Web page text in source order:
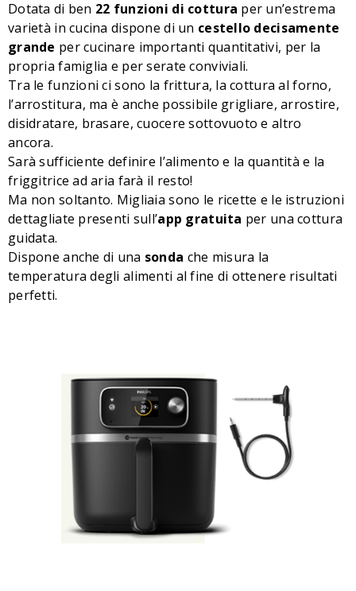
Dotata di ben 22 funzioni di cottura per un’estrema
varietà in cucina dispone di un cestello decisamente
grande per cucinare importanti quantitativi, per la
propria famiglia e per serate conviviali.
Tra le funzioni ci sono la frittura, la cottura al forno,
l’arrostitura, ma è anche possibile grigliare, arrostire,
disidratare, brasare, cuocere sottovuoto e altro
ancora.
Sarà sufficiente definire l’alimento e la quantità e la
friggitrice ad aria farà il resto!
Ma non soltanto. Migliaia sono le ricette e le istruzioni
dettagliate presenti sull’app gratuita per una cottura
guidata.
Dispone anche di una sonda che misura la
temperatura degli alimenti al fine di ottenere risultati
perfetti.